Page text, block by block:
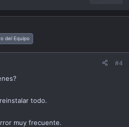
del Equipo
#4
todo.
muy frecuente.